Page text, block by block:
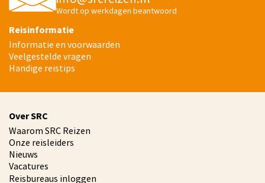
Wordt op werkdagen beantwoord
Reisinformatie
Informatie en voorwaarden
Veelgestelde vragen
Handige reistips
Over SRC
Waarom SRC Reizen
Onze reisleiders
Nieuws
Vacatures
Reisbureaus inloggen